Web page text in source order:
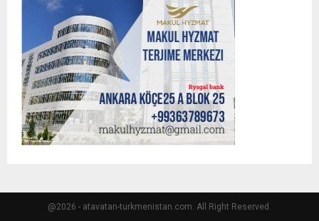
@2026 - atavatan-turkmenistan.com. All Right Reserved.